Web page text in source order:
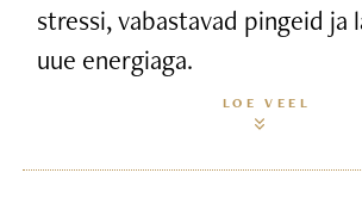
stressi, vabastavad pingeid ja
uue energiaga.
LOE VEEL